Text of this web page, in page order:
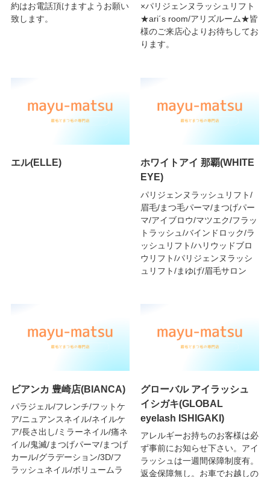
約はお電話頂けますようお願い
致します。
×パリジェンヌラッシュリフト
★ari´s room/アリズルーム★皆
様のご来店心よりお待ちしてお
ります。
エル(ELLE)
ホワイトアイ 那覇(WHITE
EYE)
パリジェンヌラッシュリフト/
眉毛/まつ毛パーマ/まつげパー
マ/アイブロウ/マツエク/フラッ
トラッシュ/バインドロック/ラ
ッシュリフト/ハリウッドブロ
ウリフト/パリジェンヌラッシ
ュリフト/まゆげ/眉毛サロン
ビアンカ 豊崎店(BIANCA)
パラジェル/フレンチ/フットケ
ア/ニュアンスネイル/ネイルケ
ア/長さ出し/ミラーネイル/痛ネ
イル/鬼滅/まつげパーマ/まつげ
カール/グラデーション/3D/フ
ラッシュネイル/ボリュームラ
グローバル アイラッシュ
イシガキ(GLOBAL
eyelash ISHIGAKI)
アレルギーお持ちのお客様は必
ず事前にお知らせ下さい。アイ
ラッシュは一週間保障制度有。
返金保障無し。お車でお越しの